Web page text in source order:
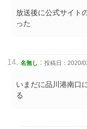
放送後に公式サイト
った
名無し : 投稿日：2020/
いまだに品川港南口
る